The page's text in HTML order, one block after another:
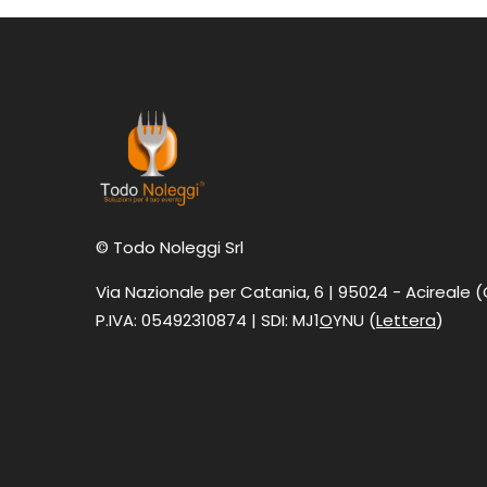
© Todo Noleggi Srl
Via Nazionale per Catania, 6 | 95024 - Acireale
P.IVA: 05492310874 | SDI: MJ1OYNU (Lettera)